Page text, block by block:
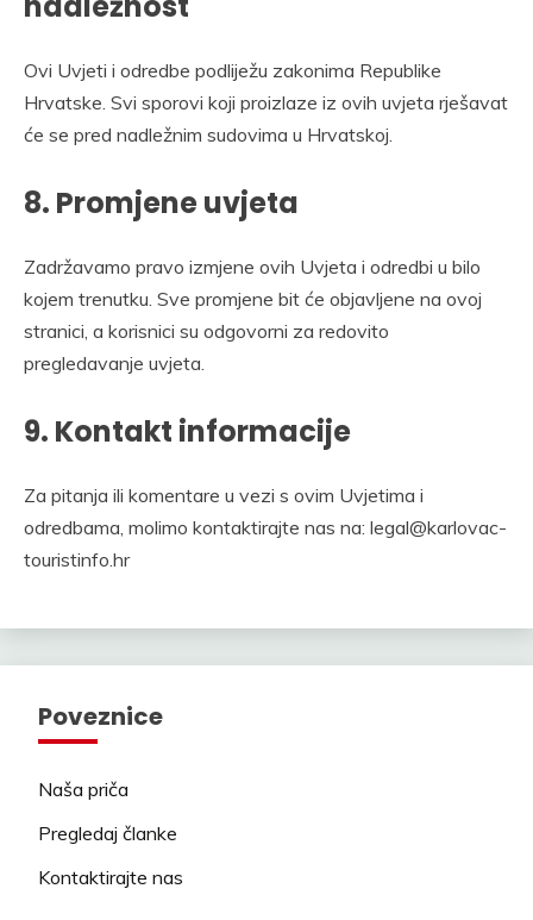
Ovi Uvjeti i odredbe podliježu zakonima Republike
Hrvatske. Svi sporovi koji proizlaze iz ovih uvjeta rješavat
će se pred nadležnim sudovima u Hrvatskoj.
8. Promjene uvjeta
Zadržavamo pravo izmjene ovih Uvjeta i odredbi u bilo
kojem trenutku. Sve promjene bit će objavljene na ovoj
stranici, a korisnici su odgovorni za redovito
pregledavanje uvjeta.
9. Kontakt informacije
Za pitanja ili komentare u vezi s ovim Uvjetima i
odredbama, molimo kontaktirajte nas na: legal@karlovac-
touristinfo.hr
Poveznice
Naša priča
Pregledaj članke
Kontaktirajte nas